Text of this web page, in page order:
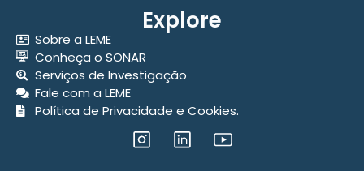
Explore
Sobre a LEME
Conheça o SONAR
Serviços de Investigação
Fale com a LEME
Política de Privacidade e Cookies.